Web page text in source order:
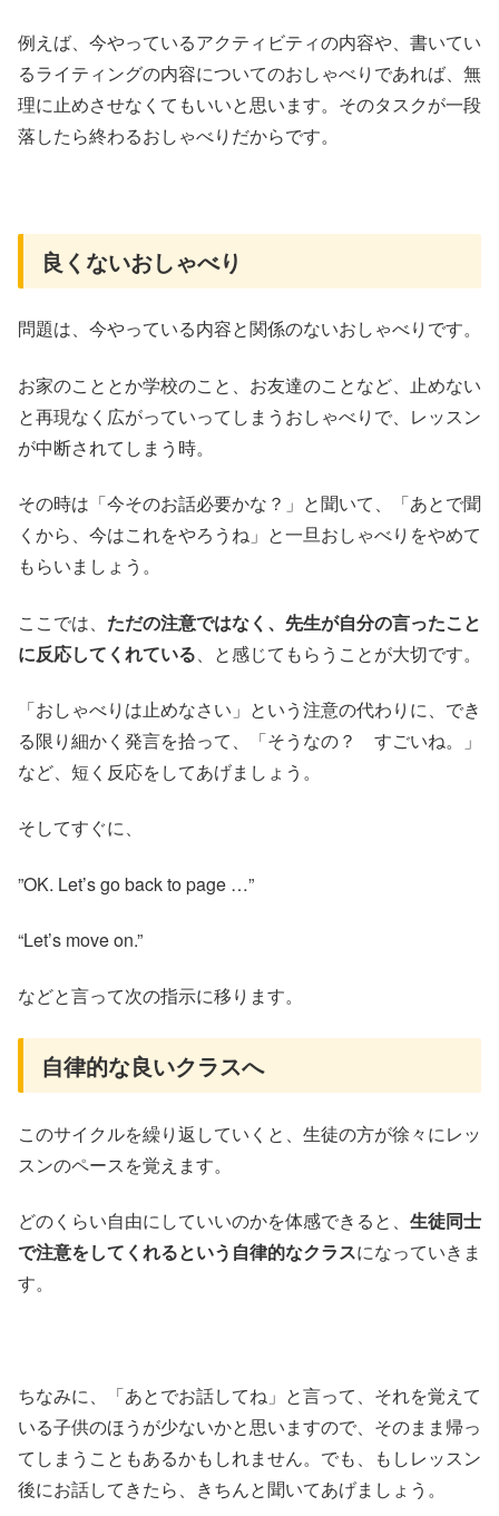
例えば、今やっているアクティビティの内容や、書いてい
るライティングの内容についてのおしゃべりであれば、無
理に止めさせなくてもいいと思います。そのタスクが一段
落したら終わるおしゃべりだからです。
良くないおしゃべり
問題は、今やっている内容と関係のないおしゃべりです。
お家のこととか学校のこと、お友達のことなど、止めない
と再現なく広がっていってしまうおしゃべりで、レッスン
が中断されてしまう時。
その時は「今そのお話必要かな？」と聞いて、「あとで聞
くから、今はこれをやろうね」と一旦おしゃべりをやめて
もらいましょう。
ここでは、 ただの注意ではなく、先生が自分の言ったこと
に反応してくれている 、と感じてもらうことが大切です。
「おしゃべりは止めなさい」という注意の代わりに、でき
る限り細かく発言を拾って、「そうなの？ すごいね。」
など、短く反応をしてあげましょう。
そしてすぐに、
”OK. Let’s go back to page …”
“Let’s move on.”
などと言って次の指示に移ります。
自律的な良いクラスへ
このサイクルを繰り返していくと、生徒の方が徐々にレッ
スンのペースを覚えます。
どのくらい自由にしていいのかを体感できると、 生徒同士
で注意をしてくれるという自律的なクラスになっていきま
す。
ちなみに、「あとでお話してね」と言って、それを覚えて
いる子供のほうが少ないかと思いますので、そのまま帰っ
てしまうこともあるかもしれません。でも、もしレッスン
後にお話してきたら、きちんと聞いてあげましょう。